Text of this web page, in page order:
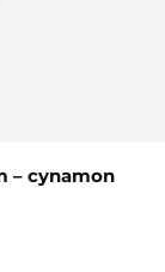
– cynamon